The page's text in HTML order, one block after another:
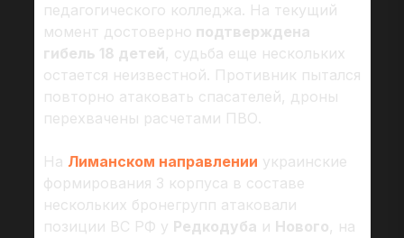
педагогического колледжа. На текущий
момент достоверно подтверждена
гибель 18 детей, судьба еще нескольких
остается неизвестной. Противник пытался
повторно атаковать спасателей, дроны
перехвачены расчетами ПВО.
На Лиманском направлении украинские
формирования 3 корпуса в составе
нескольких бронегрупп атаковали
позиции ВС РФ у Редкодуба и Нового, на